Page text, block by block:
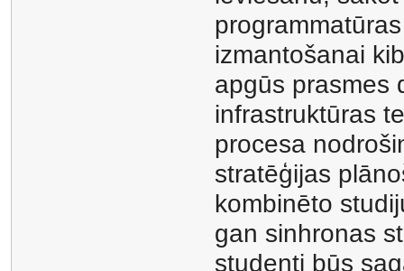
izmantošanai
apgūs prasmes
infrastruktūras
procesa
stratēģijas
kombinēto
gan sinhronas
studenti būs